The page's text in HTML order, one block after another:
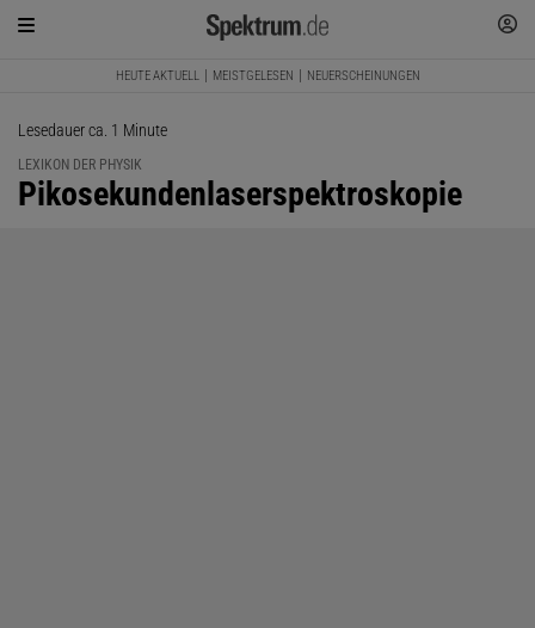
HEUTE AKTUELL MEISTGELESEN NEUERSCHEINUNGEN
Lesedauer ca. 1 Minute
LEXIKON DER PHYSIK
:
Pikosekundenlaserspektroskopie